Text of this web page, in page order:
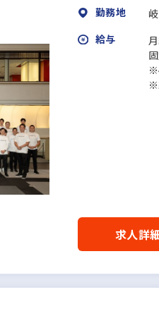
勤務地
給与
※
求人詳